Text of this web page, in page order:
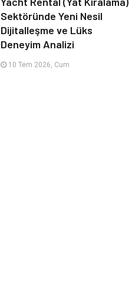
Sektöründe Yeni Nesil
Dijitalleşme ve Lüks
Deneyim Analizi
10 Tem 2026, Cum